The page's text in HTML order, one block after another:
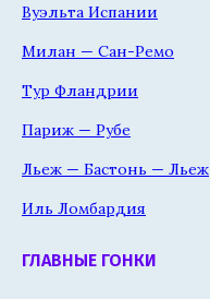
Вуэльта Испании
Милан — Сан-Ремо
Тур Фландрии
Париж — Рубе
Льеж — Бастонь — Льеж
Иль Ломбардия
ГЛАВНЫЕ ГОНКИ